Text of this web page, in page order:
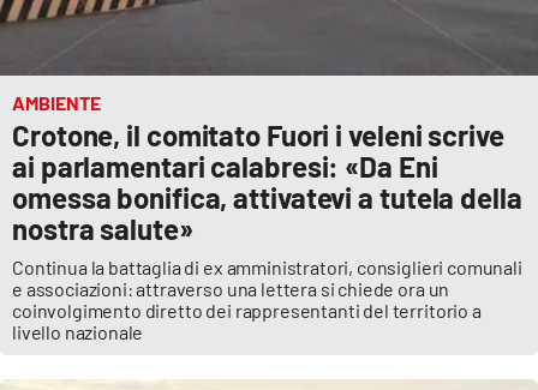
AMBIENTE
Crotone, il comitato Fuori i veleni scrive
ai parlamentari calabresi: «Da Eni
omessa bonifica, attivatevi a tutela della
nostra salute»
Continua la battaglia di ex amministratori, consiglieri comunali
e associazioni: attraverso una lettera si chiede ora un
coinvolgimento diretto dei rappresentanti del territorio a
livello nazionale